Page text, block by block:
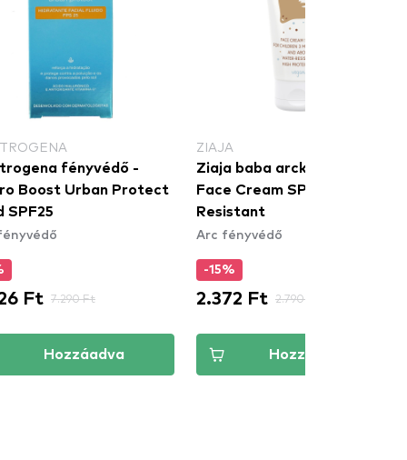
fényvédő -
Boost Urban Protect
SPF25
Ft 7.290 Ft
Hozzáadva
ZIAJA
Ziaja baba arckrém - Baby
Face Cream SPF30 - Water
Resistant
Arc fényvédő
-15%
2.372 Ft 2.790 Ft
Hozzáadva